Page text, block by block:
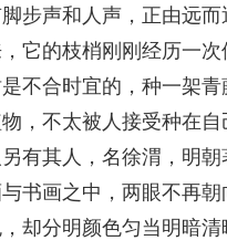
步声和人声，正由远
它的枝梢刚刚经历一
不合时宜的，种一架
，不太被人接受种在
有其人，名徐渭，明
书画之中，两眼不再
却分明颜色匀当明暗